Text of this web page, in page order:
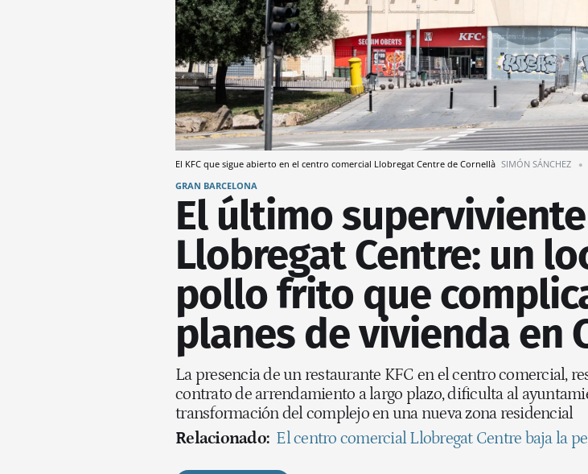
El KFC que sigue abierto en el centro comercial Llobregat Centre de Cornellà SIMÓN SÁNCHEZ
GRAN BARCELONA
El último
Llobregat Centre: un
pollo frito que
planes de vivienda en
La presencia de un restaurante KFC en el centro comercial,
contrato de arrendamiento a largo plazo, dificulta al
transformación del complejo en una nueva zona residencial
Relacionado: El centro comercial Llobregat Centre baja la